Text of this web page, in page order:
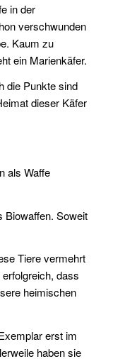
in der
verschwunden
Kaum zu
ein Marienkäfer.
die Punkte sind
dieser Käfer
als Waffe
Biowaffen. Soweit
Tiere vermehrt
dass
heimischen
erst im
haben sie